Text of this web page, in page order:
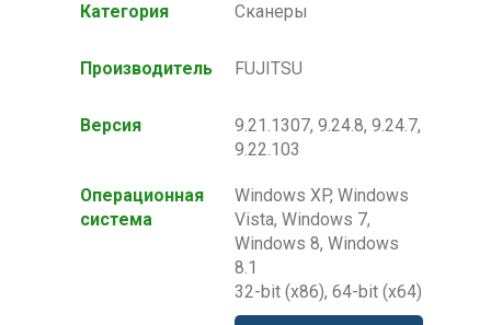
Категория Сканеры
Производитель FUJITSU
Версия
9.21.1307, 9.24.8, 9.24.7,
9.22.103
Операционная
система
Windows XP, Windows
Vista, Windows 7,
Windows 8, Windows
8.1
32-bit (x86), 64-bit (x64)